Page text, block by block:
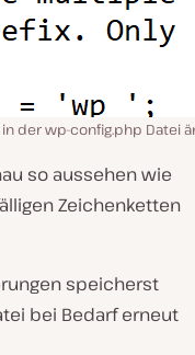
in der wp-config.php Datei
so aussehen wie
Zeichenketten
speicherst
bei Bedarf erneut